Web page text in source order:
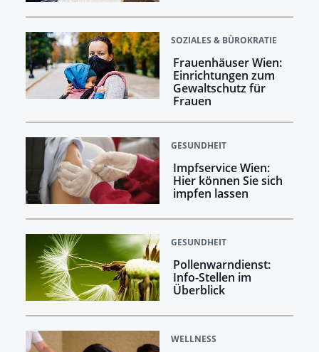
SOZIALES & BÜROKRATIE
Frauenhäuser Wien:
Einrichtungen zum
Gewaltschutz für
Frauen
GESUNDHEIT
Impfservice Wien:
Hier können Sie sich
impfen lassen
GESUNDHEIT
Pollenwarndienst:
Info-Stellen im
Überblick
WELLNESS